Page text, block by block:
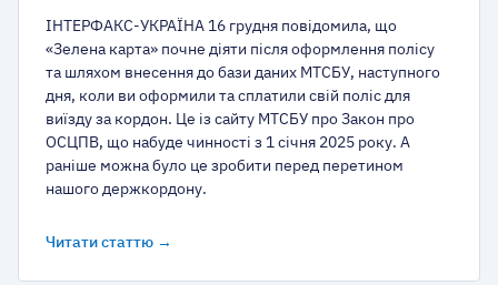
ІНТЕРФАКС-УКРАЇНА 16 грудня повідомила, що
«Зелена карта» почне діяти після оформлення полісу
та шляхом внесення до бази даних МТСБУ, наступного
дня, коли ви оформили та сплатили свій поліс для
виїзду за кордон. Це із сайту МТСБУ про Закон про
ОСЦПВ, що набуде чинності з 1 січня 2025 року. А
раніше можна було це зробити перед перетином
нашого держкордону.
Читати статтю →